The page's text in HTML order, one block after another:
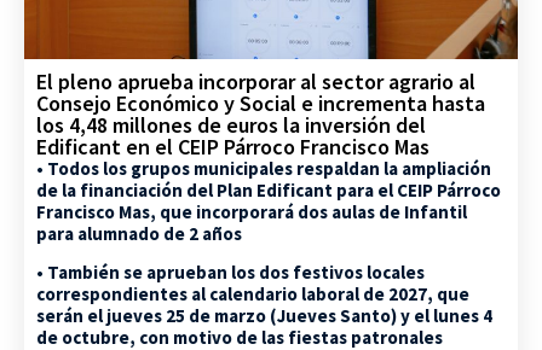
El pleno aprueba incorporar al sector agrario al
Consejo Económico y Social e incrementa hasta
los 4,48 millones de euros la inversión del
Edificant en el CEIP Párroco Francisco Mas
• Todos los grupos municipales respaldan la ampliación
de la financiación del Plan Edificant para el CEIP Párroco
Francisco Mas, que incorporará dos aulas de Infantil
para alumnado de 2 años
• También se aprueban los dos festivos locales
correspondientes al calendario laboral de 2027, que
serán el jueves 25 de marzo (Jueves Santo) y el lunes 4
de octubre, con motivo de las fiestas patronales